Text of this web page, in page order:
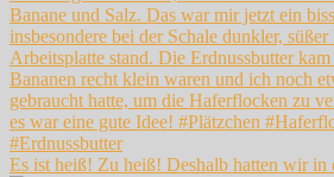
Es ist heiß! Zu heiß! Deshalb hatten wir in